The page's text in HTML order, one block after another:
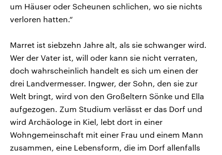
um Häuser oder Scheunen schlichen, wo sie nichts
verloren hatten.“
Marret ist siebzehn Jahre alt, als sie schwanger wird.
Wer der Vater ist, will oder kann sie nicht verraten,
doch wahrscheinlich handelt es sich um einen der
drei Landvermesser. Ingwer, der Sohn, den sie zur
Welt bringt, wird von den Großeltern Sönke und Ella
aufgezogen. Zum Studium verlässt er das Dorf und
wird Archäologe in Kiel, lebt dort in einer
Wohngemeinschaft mit einer Frau und einem Mann
zusammen, eine Lebensform, die im Dorf allenfalls